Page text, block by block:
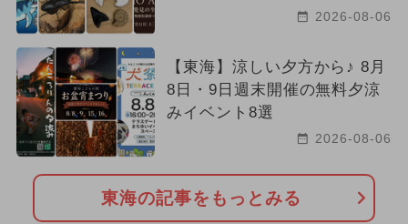
2026-08-06
【東海】涼しい夕方から♪ 8月
8日・9日週末開催の無料夕涼
みイベント8選
2026-08-06
東海の記事をもっとみる